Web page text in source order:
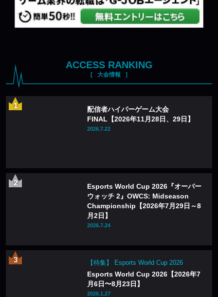
ACCESS RANKING
大会情報
配信者ハイパーゲーム大会
FINAL【2026年11月28日、29日】
2026.7.22
Esports World Cup 2026『オーバー
ウォッチ 2』OWCS: Midseason
Championship【2026年7月29日～8
月2日】
2026.7.24
【特集】 Esports World Cup 2026
Esports World Cup 2026【2026年7
月6日〜8月23日】
2026.1.27